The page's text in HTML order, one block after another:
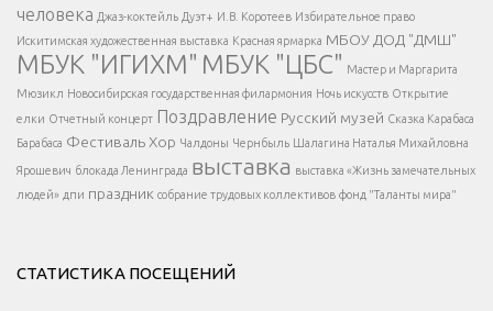
Написать
</button >
</div >
</div > </div >
человека Джаз-коктейль Дуэт+ И.В. Коротеев Избирательное право
Искитимская художественная выставка Красная ярмарка МБОУ ДОД "ДМШ"
МБУК "ИГИХМ" МБУК "ЦБС" Мастер и Маргарита
Мюзикл Новосибирская государственная филармония Ночь искусств Открытие
елки Отчетный концерт Поздравление Русский музей Сказка Карабаса
Барабаса Фестиваль Хор Чалдоны Чернбыль Шалагина Наталья Михайловна
Ярошевич блокада Ленинграда выставка выставка «Жизнь замечательных
людей» дпи праздник собрание трудовых коллективов фонд "Таланты мира"
СТАТИСТИКА ПОСЕЩЕНИЙ